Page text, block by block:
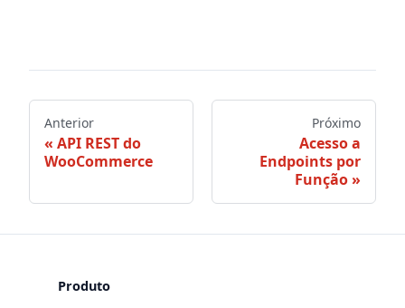
Anterior
API REST do
WooCommerce
Próximo
Acesso a
Endpoints por
Função
Produto